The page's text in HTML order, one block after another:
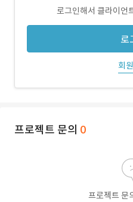
로그인해서 클라이언
로
회
프로젝트 문의 0
프로젝트 문